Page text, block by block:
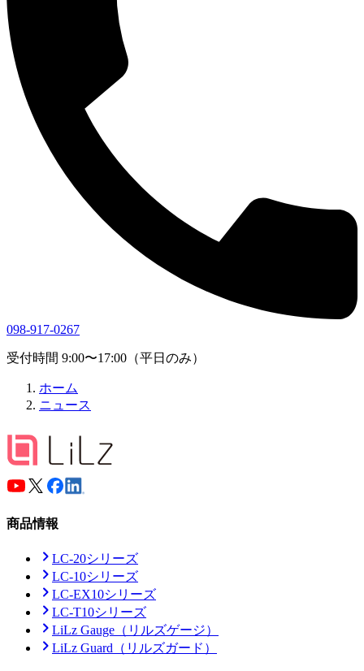
098-917-0267
受付時間 9:00〜17:00（平日のみ）
ホーム
ニュース
商品情報
LC-20シリーズ
LC-10シリーズ
LC-EX10シリーズ
LC-T10シリーズ
LiLz Gauge （リルズゲージ）
LiLz Guard （リルズガード）